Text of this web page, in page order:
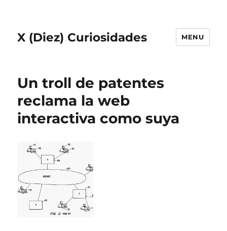
X (Diez) Curiosidades MENU
Un troll de patentes
reclama la web
interactiva como suya